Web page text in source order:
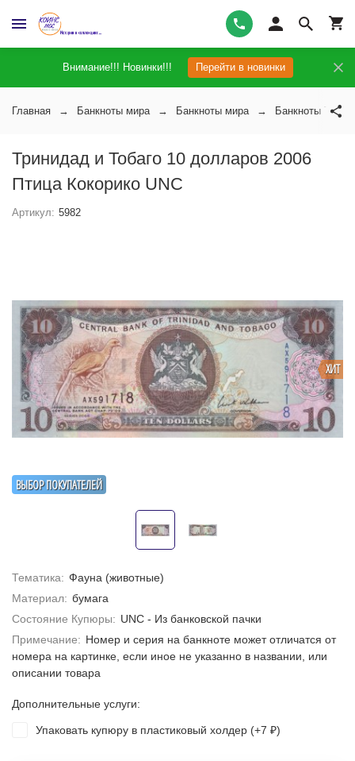
Внимание!!! Новинки!!! Перейти в новинки
Главная Банкноты мира Банкноты мира Банкноты
Тринидад и Тобаго 10 долларов 2006
Птица Кокорико UNC
Артикул: 5982
ВЫБОР ПОКУПАТЕЛЕЙ
ХИТ
Тематика: Фауна (животные)
Материал: бумага
Состояние Купюры: UNC - Из банковской пачки
Примечание: Номер и серия на банкноте может отличатся от
номера на картинке, если иное не указанно в названии, или
описании товара
Дополнительные услуги:
Упаковать купюру в пластиковый холдер (+7 ₽)